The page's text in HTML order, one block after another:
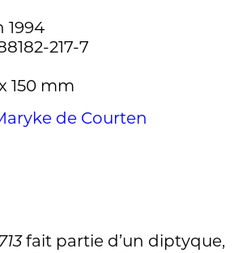
1994
217-7
150 mm
de Courten
fait partie d’un diptyque,